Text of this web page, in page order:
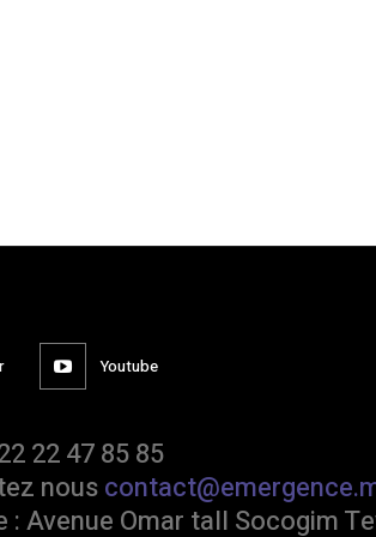
Youtube
22 47 85 85
nous
: Avenue Omar tall Socogim